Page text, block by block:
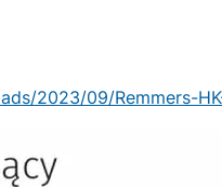
2023/09/Remmers-